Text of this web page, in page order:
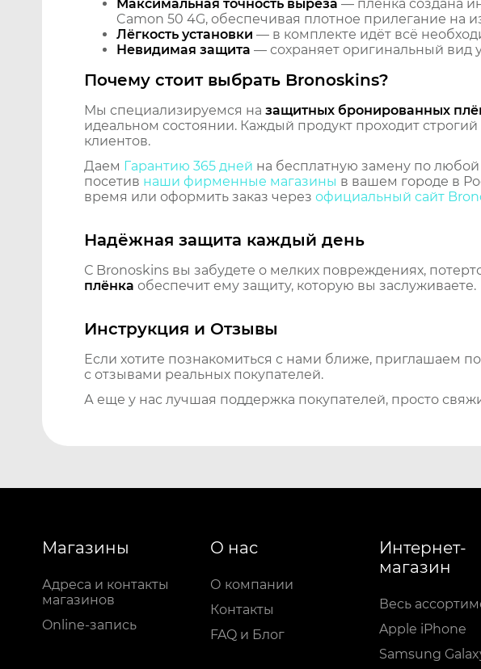
Максимальная точность выреза — плёнка создана
Camon 50 4G, обеспечивая плотное прилегание на
Лёгкость установки — в комплекте идёт всё
Невидимая защита — сохраняет оригинальный вид
Почему стоит выбрать Bronoskins?
Мы специализируемся на защитных бронированных
идеальном состоянии. Каждый продукт проходит
клиентов.
Даем Гарантию 365 дней на бесплатную замену по
посетив наши фирменные магазины в вашем городе в
время или оформить заказ через официальный сайт
Надёжная защита каждый день
С Bronoskins вы забудете о мелких повреждениях,
плёнка обеспечит ему защиту, которую вы заслуживаете.
Инструкция и Отзывы
Если хотите познакомиться с нами ближе, приглашаем
с отзывами реальных покупателей.
А еще у нас лучшая поддержка покупателей, просто
Магазины
Адреса и контакты
магазинов
Online-запись
О нас
О компании
Контакты
FAQ и Блог
Интернет-
магазин
Весь
Apple iPhone
Samsung